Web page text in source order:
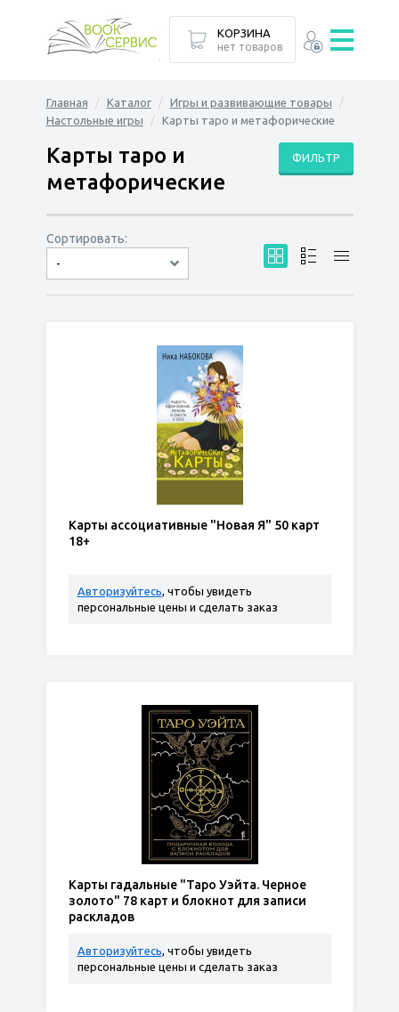
Главная Каталог
Игры и развивающие товары
Настольные игры
Карты таро и метафорические
ФИЛЬТР
Карты таро и
метафорические
Сортировать:
-
по дате
по популярности
сначала дешёвые
сначала дорогие
Карты ассоциативные "Новая Я" 50 карт
18+
Авторизуйтесь, чтобы увидеть
персональные цены и сделать заказ
Карты гадальные "Таро Уэйта. Черное
золото" 78 карт и блокнот для записи
раскладов
Авторизуйтесь, чтобы увидеть
персональные цены и сделать заказ
КОРЗИНА
нет товаров